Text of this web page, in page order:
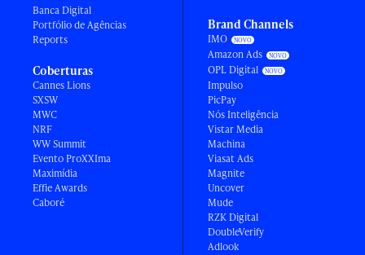
Banca Digital
Portfólio de Agências
Reports
Coberturas
Cannes Lions
SXSW
MWC
NRF
WW Summit
Evento ProXXIma
Maximídia
Effie Awards
Caboré
Brand Channels
IMO
Amazon Ads
OPL Digital
Impulso
PicPay
Nós Inteligência
Vistar Media
Machina
Viasat Ads
Magnite
Uncover
Mude
RZK Digital
DoubleVerify
Adlook